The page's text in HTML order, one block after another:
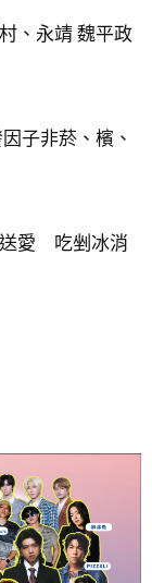
、永靖 魏平政
子非菸、檳、
送愛 吃剉冰消